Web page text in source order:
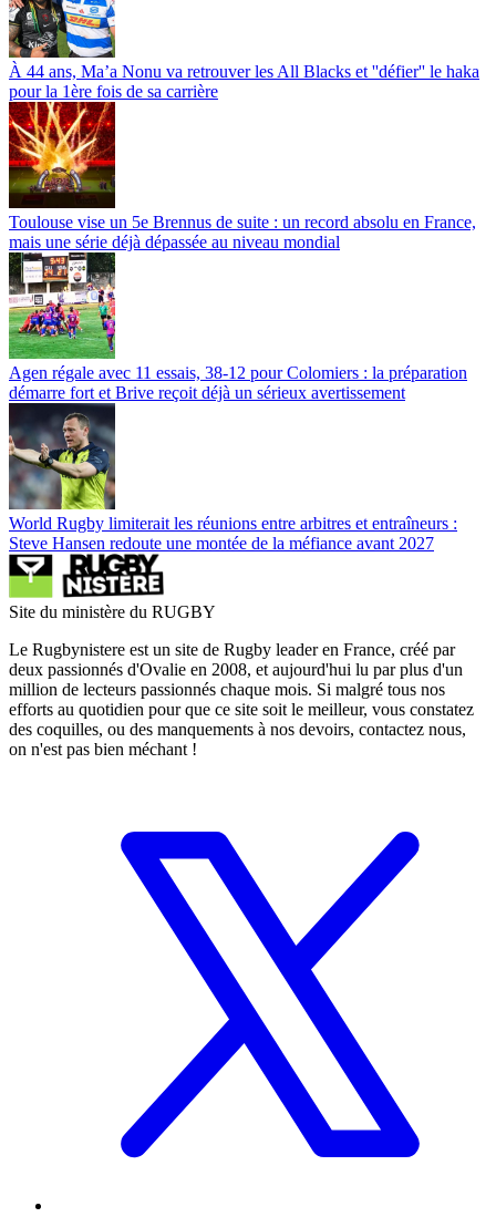
À 44 ans, Ma’a Nonu va retrouver les All Blacks et ''défier'' le haka
pour la 1ère fois de sa carrière
Toulouse vise un 5e Brennus de suite : un record absolu en France,
mais une série déjà dépassée au niveau mondial
Agen régale avec 11 essais, 38-12 pour Colomiers : la préparation
démarre fort et Brive reçoit déjà un sérieux avertissement
World Rugby limiterait les réunions entre arbitres et entraîneurs :
Steve Hansen redoute une montée de la méfiance avant 2027
Site du ministère du RUGBY
Le Rugbynistere est un site de Rugby leader en France, créé par
deux passionnés d'Ovalie en 2008, et aujourd'hui lu par plus d'un
million de lecteurs passionnés chaque mois. Si malgré tous nos
efforts au quotidien pour que ce site soit le meilleur, vous constatez
des coquilles, ou des manquements à nos devoirs, contactez nous,
on n'est pas bien méchant !